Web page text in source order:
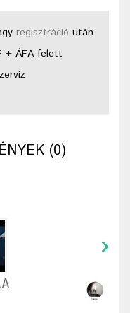
regisztráció után
+ ÁFA felett
(0)